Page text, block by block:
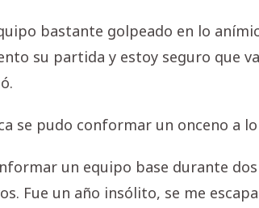
bastante golpeado en lo
su partida y estoy seguro que
se pudo conformar un onceno a
un equipo base durante
Fue un año insólito, se me